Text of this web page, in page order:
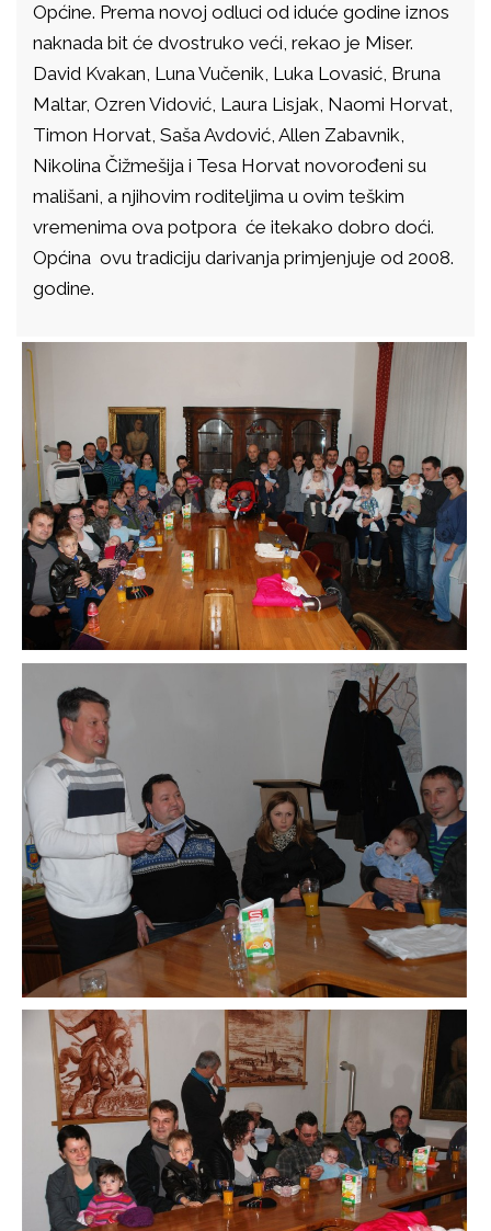
Općine. Prema novoj odluci od iduće godine iznos
naknada bit će dvostruko veći, rekao je Miser.
David Kvakan, Luna Vučenik, Luka Lovasić, Bruna
Maltar, Ozren Vidović, Laura Lisjak, Naomi Horvat,
Timon Horvat, Saša Avdović, Allen Zabavnik,
Nikolina Čižmešija i Tesa Horvat novorođeni su
mališani, a njihovim roditeljima u ovim teškim
vremenima ova potpora će itekako dobro doći.
Općina ovu tradiciju darivanja primjenjuje od 2008.
godine.